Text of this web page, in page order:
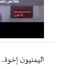
اليمنيون